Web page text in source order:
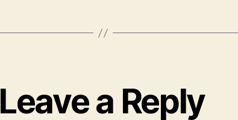
Leave a Reply